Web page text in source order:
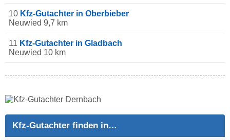
10 Kfz-Gutachter in Oberbieber
Neuwied 9,7 km
11 Kfz-Gutachter in Gladbach
Neuwied 10 km
Kfz-Gutachter finden in…